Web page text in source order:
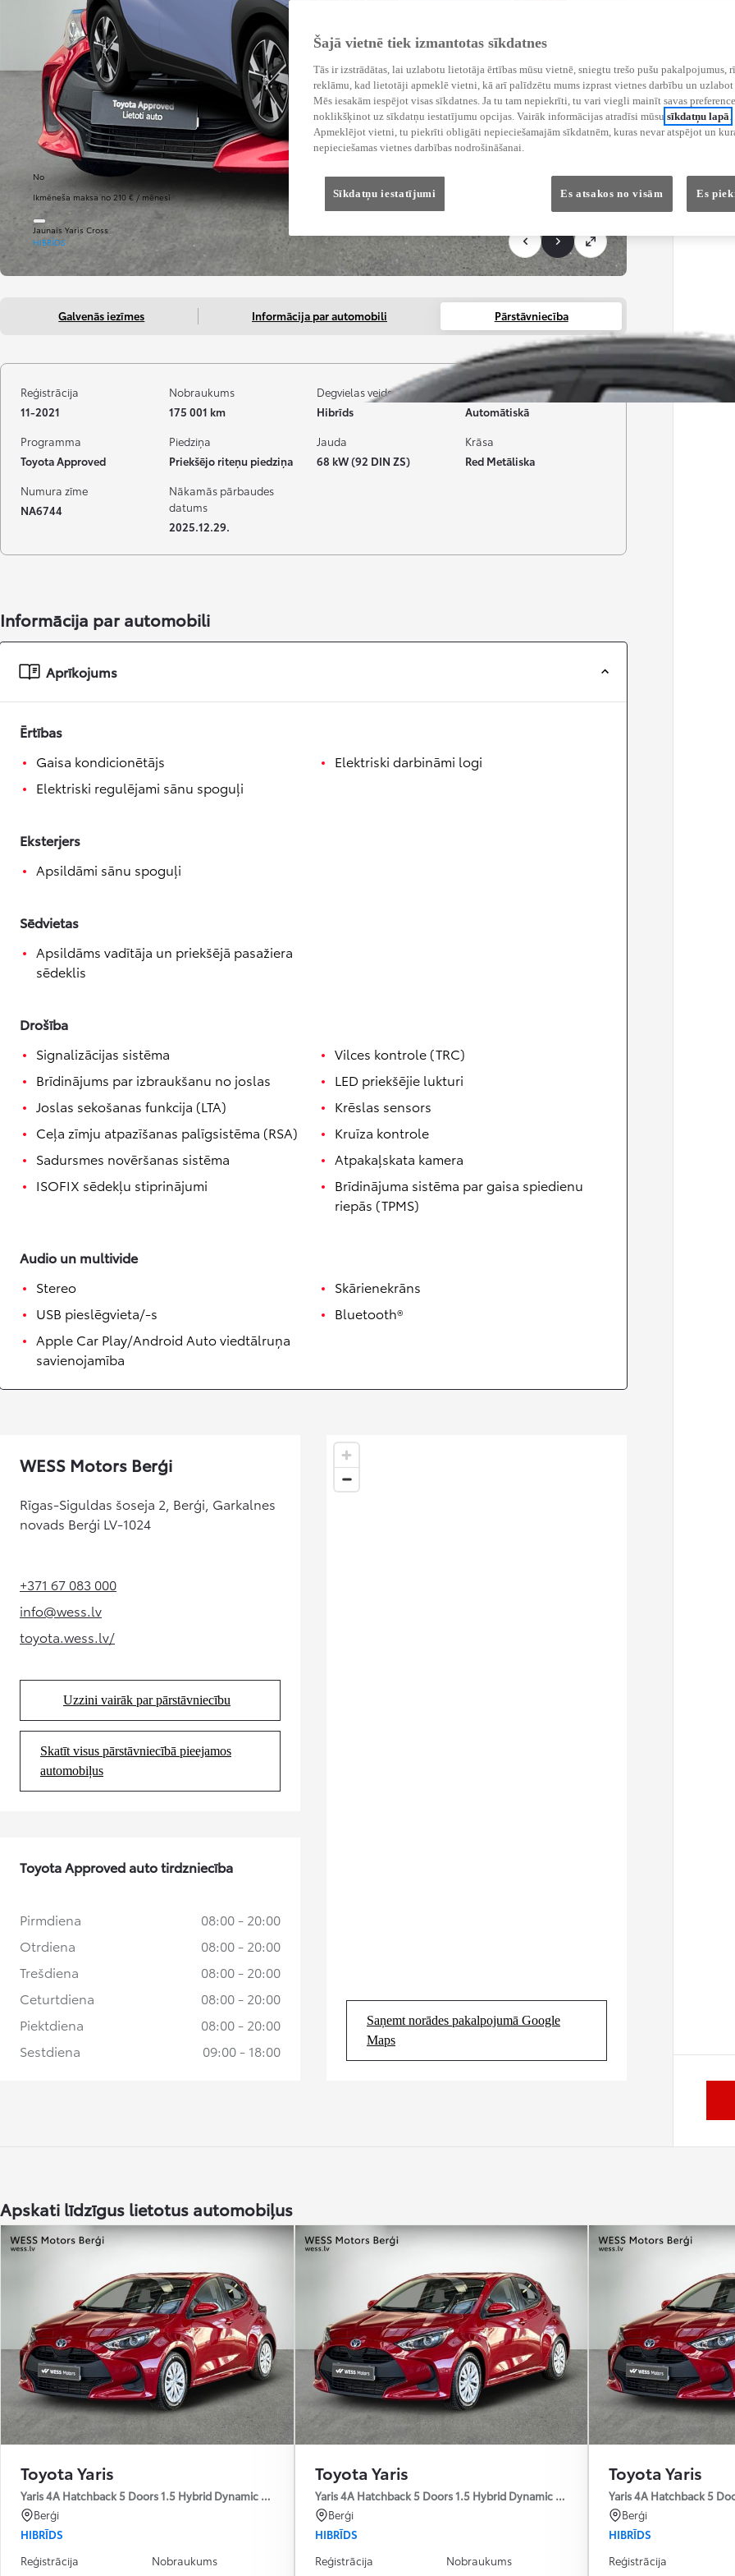
No
Ikmēneša maksa no 210 € / mēnesī
Jaunais Yaris Cross
HIBRĪDS
Corolla sedans
HIBRĪDS
Ikmēneša maksa no 201 € / mēnesī
No
Ikmēneša maksa no 272 € / mēnesī
ELEKTRĪBA
Galvenās iezīmes Informācija par automobili Pārstāvniecība
Reģistrācija
11-2021
Nobraukums
175 001 km
Degvielas veids
Hibrīds
Pārnesumkārba
Automātiskā
Programma
Toyota Approved
Piedziņa
Priekšējo riteņu piedziņa
Jauda
68 kW (92 DIN ZS)
Krāsa
Red Metāliska
Numura zīme
NA6744
Nākamās pārbaudes
datums
2025.12.29.
Informācija par automobili
Aprīkojums
Ērtības
Gaisa kondicionētājs
Elektriski regulējami sānu spoguļi
Elektriski darbināmi logi
Eksterjers
Apsildāmi sānu spoguļi
Sēdvietas
Apsildāms vadītāja un priekšējā pasažiera
sēdeklis
Drošība
Signalizācijas sistēma
Brīdinājums par izbraukšanu no joslas
Joslas sekošanas funkcija (LTA)
Ceļa zīmju atpazīšanas palīgsistēma (RSA)
Sadursmes novēršanas sistēma
ISOFIX sēdekļu stiprinājumi
Vilces kontrole (TRC)
LED priekšējie lukturi
Krēslas sensors
Kruīza kontrole
Atpakaļskata kamera
Brīdinājuma sistēma par gaisa spiedienu
riepās (TPMS)
Audio un multivide
Stereo
USB pieslēgvieta/-s
Apple Car Play/Android Auto viedtālruņa
savienojamība
Skārienekrāns
Bluetooth®
WESS Motors Berģi
Rīgas-Siguldas šoseja 2, Berģi, Garkalnes
novads Berģi LV-1024
+371 67 083 000(Opens in new tab)
info@wess.lv(Opens in new tab)
toyota.wess.lv/(Opens in new tab)
Uzzini vairāk par pārstāvniecību
(Opens in new tab)
Skatīt visus pārstāvniecībā pieejamos
automobiļus
Saņemt norādes pakalpojumā Google
Maps
Toyota Approved auto tirdzniecība
Pirmdiena
08:00 - 20:00
Otrdiena
08:00 - 20:00
Trešdiena
08:00 - 20:00
Ceturtdiena
08:00 - 20:00
Piektdiena
08:00 - 20:00
Sestdiena
09:00 - 18:00
Apskati līdzīgus lietotus automobiļus
Toyota Yaris
Yaris 4A Hatchback 5 Doors 1.5 Hybrid Dynamic Force e-CVT L1 Active
Berģi
HIBRĪDS
Reģistrācija
Nobraukums
Toyota Yaris
Yaris 4A Hatchback 5 Doors 1.5 Hybrid Dynamic Force e-CVT L1 Active
Berģi
HIBRĪDS
Reģistrācija
Nobraukums
Toyota Yaris
Yaris 4A Hatchback 5
Berģi
HIBRĪDS
Reģistrācija
Šajā vietnē tiek izmantotas sīkdatnes
Tās ir izstrādātas, lai uzlabotu lietotāja ērtības mūsu vietnē, sniegtu trešo pušu pakalpojumus,
reklāmu, kad lietotāji apmeklē vietni, kā arī palīdzētu mums izprast vietnes darbību un uzlabot
Mēs iesakām iespējot visas sīkdatnes. Ja tu tam nepiekrīti, tu vari viegli mainīt savas
noklikšķinot uz sīkdatņu iestatījumu opcijas. Vairāk informācijas atradīsi mūsu sīkdatņu lapā.
Apmeklējot vietni, tu piekrīti obligāti nepieciešamajām sīkdatnēm, kuras nevar atspējot un
nepieciešamas vietnes darbības nodrošināšanai.
Sīkdatņu iestatījumi Es atsakos no visām Es